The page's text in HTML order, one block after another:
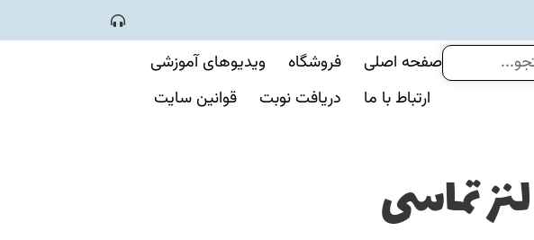
صفحه اصلی فروشگاه
ویدیوهای آموزشی
ارتباط با ما
دریافت نوبت قوانین سایت
تماسی